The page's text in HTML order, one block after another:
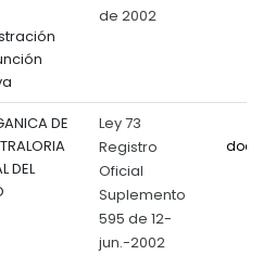
de 2002
DE
DEL
Ley 73
Registro
Oficial
Suplemento
595 de 12-
jun.-2002